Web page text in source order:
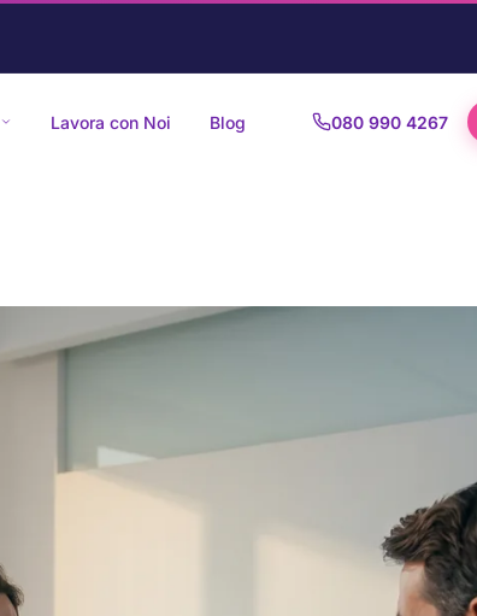
Lavora con Noi Blog 080 990 4267